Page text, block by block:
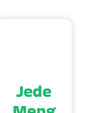
Jede